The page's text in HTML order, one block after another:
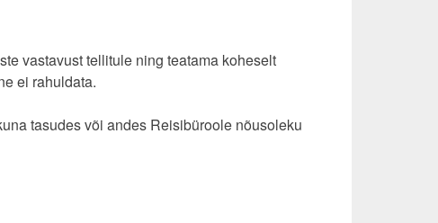
vastavust tellitule ning teatama koheselt
ei rahuldata.
tasudes või andes Reisibüroole nõusoleku